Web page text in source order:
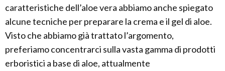
caratteristiche dell’aloe vera abbiamo anche spiegato
alcune tecniche per preparare la crema e il gel di aloe.
Visto che abbiamo già trattato l’argomento,
preferiamo concentrarci sulla vasta gamma di prodotti
erboristici a base di aloe, attualmente